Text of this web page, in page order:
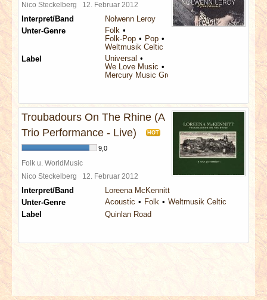
Nico Steckelberg 12. Februar 2012
Interpret/Band
Nolwenn Leroy
Unter-Genre
Folk
Folk-Pop
Pop
Weltmusik Celtic
Label
Universal
We Love Music
Mercury Music Group
Troubadours On The Rhine (A
Trio Performance - Live)
HOT
9,0
Folk u. WorldMusic
Nico Steckelberg 12. Februar 2012
Interpret/Band
Loreena McKennitt
Unter-Genre
Acoustic Folk
Weltmusik Celtic
Label
Quinlan Road